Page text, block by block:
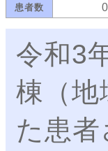
患者数
0
令和3
棟（地
た患